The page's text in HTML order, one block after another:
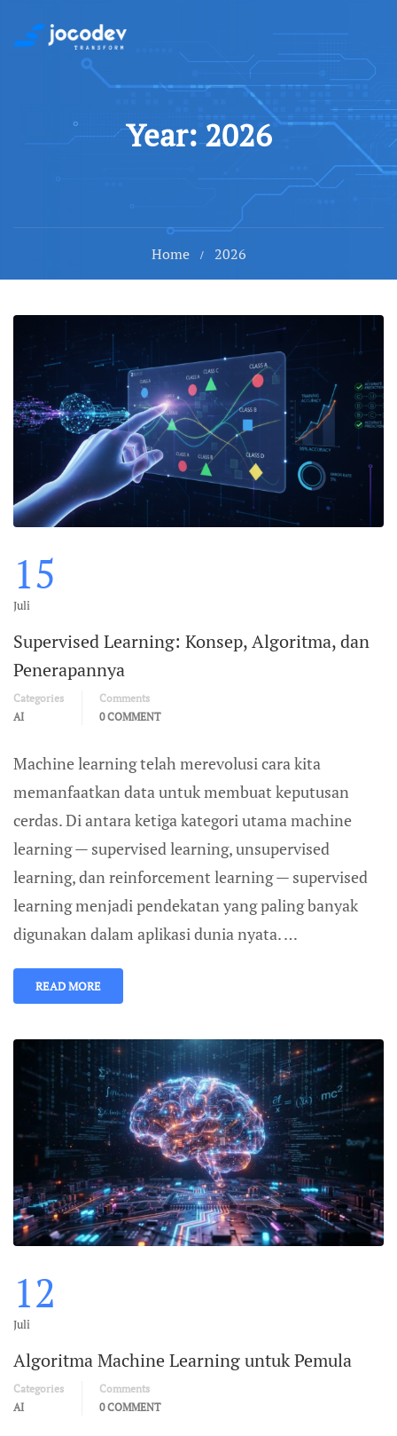
Year: 2026
Home 2026
15
Juli
Supervised Learning: Konsep, Algoritma, dan
Penerapannya
Categories
AI
Comments
0 COMMENT
Machine learning telah merevolusi cara kita
memanfaatkan data untuk membuat keputusan
cerdas. Di antara ketiga kategori utama machine
learning — supervised learning, unsupervised
learning, dan reinforcement learning — supervised
learning menjadi pendekatan yang paling banyak
digunakan dalam aplikasi dunia nyata. …
READ MORE
12
Juli
Algoritma Machine Learning untuk Pemula
Categories
AI
Comments
0 COMMENT